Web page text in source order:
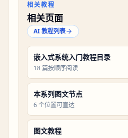
相关教程
相关页面
AI 教程列表
嵌入式系统入门教程目录
18 篇按顺序阅读
本系列图文节点
6 个位置可直达
图文教程